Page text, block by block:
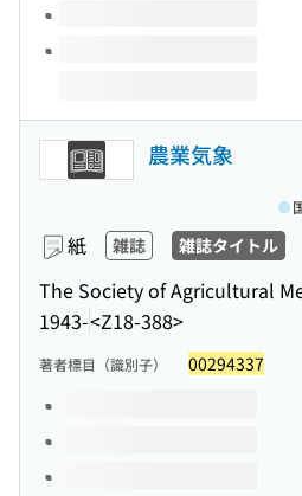
農業気象
紙 雑誌 雑誌タイトル
The Society of Agricultural
1943-<Z18-388>
著者標目（識別子） 00294337
このタイトルの巻号